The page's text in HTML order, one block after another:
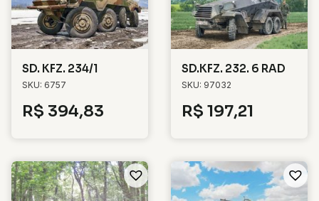
SD. KFZ. 234/1
SKU: 6757
R$ 394,83
SD.KFZ. 232. 6 RAD
SKU: 97032
R$ 197,21